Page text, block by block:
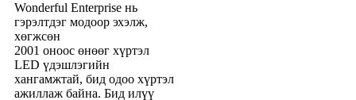
Wonderful Enterprise нь
гэрэлтдэг модоор эхэлж,
хөгжсөн
2001 оноос өнөөг хүртэл
LED үдэшлэгийн
хангамжтай, бид одоо хүртэл
ажиллаж байна. Бид илүү